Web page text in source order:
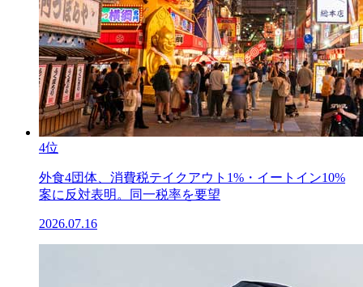
4位
外食4団体、消費税テイクアウト1%・イートイン10%
案に反対表明。同一税率を要望
2026.07.16